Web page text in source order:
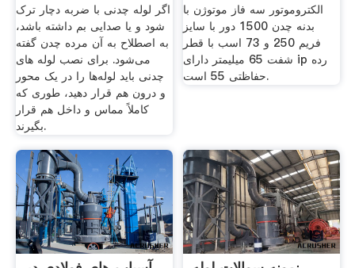
اگر لوله چدنی با ضربه دچار ترک
شود و یا صدایی بم داشته باشد،
به اصطلاح به آن مرده چدن گفته
می‌شود. برای نصب لوله های
چدنی باید لوله‌ها را در یک محور
و درون هم قرار دهید، طوری که
کاملاً مماس و داخل هم قرار
بگیرند.
الکتروموتور سه فاز موتوژن با
بدنه چدن 1500 دور با سایز
فریم 250 و 73 اسب با قطر
شفت 65 میلیمتر دارای ip رده
حفاظتی 55 است.